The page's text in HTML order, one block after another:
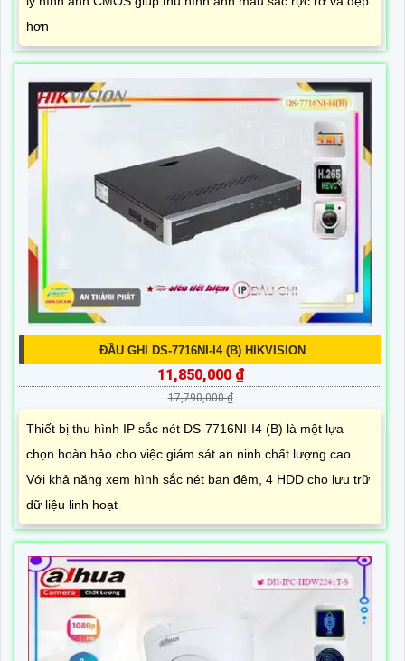
hơn
ĐẦU GHI DS-7716NI-I4 (B) HIKVISION
11,850,000 ₫
17,790,000 ₫
Thiết bị thu hình IP sắc nét DS-7716NI-I4 (B) là một lựa
chọn hoàn hảo cho việc giám sát an ninh chất lượng cao.
Với khả năng xem hình sắc nét ban đêm, 4 HDD cho lưu trữ
dữ liệu linh hoạt